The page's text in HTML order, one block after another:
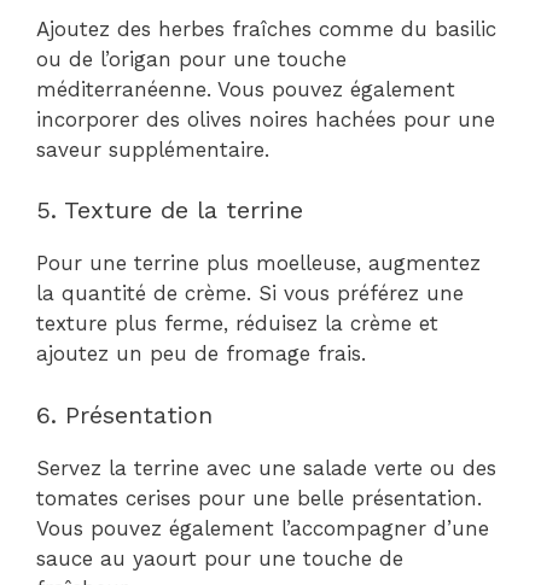
Ajoutez des herbes fraîches comme du basilic
ou de l’origan pour une touche
méditerranéenne. Vous pouvez également
incorporer des olives noires hachées pour une
saveur supplémentaire.
5. Texture de la terrine
Pour une terrine plus moelleuse, augmentez
la quantité de crème. Si vous préférez une
texture plus ferme, réduisez la crème et
ajoutez un peu de fromage frais.
6. Présentation
Servez la terrine avec une salade verte ou des
tomates cerises pour une belle présentation.
Vous pouvez également l’accompagner d’une
sauce au yaourt pour une touche de